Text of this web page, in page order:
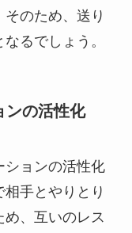
のため、送り
るでしょう。
ンの活性化
ションの活性化
手とやりとり
、互いのレス